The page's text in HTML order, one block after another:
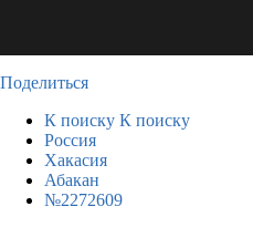
Поделиться
К поиску К поиску
Россия
Хакасия
Абакан
№2272609